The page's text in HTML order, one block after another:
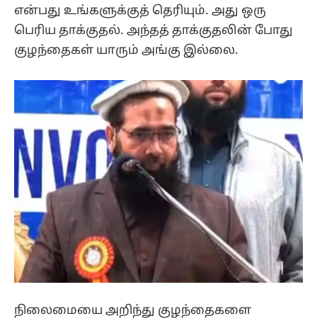
என்பது உங்களுக்குத் தெரியும். அது ஒரு
பெரிய தாக்குதல். அந்தத் தாக்குதலின் போது
குழந்தைகள் யாரும் அங்கு இல்லை.
நிலைமையை அறிந்து குழந்தைகளை